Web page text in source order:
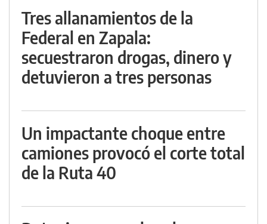
Tres allanamientos de la
Federal en Zapala:
secuestraron drogas, dinero y
detuvieron a tres personas
Un impactante choque entre
camiones provocó el corte total
de la Ruta 40